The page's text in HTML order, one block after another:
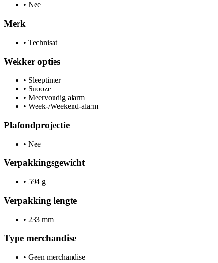
• Nee
Merk
• Technisat
Wekker opties
• Sleeptimer
• Snooze
• Meervoudig alarm
• Week-/Weekend-alarm
Plafondprojectie
• Nee
Verpakkingsgewicht
• 594 g
Verpakking lengte
• 233 mm
Type merchandise
• Geen merchandise